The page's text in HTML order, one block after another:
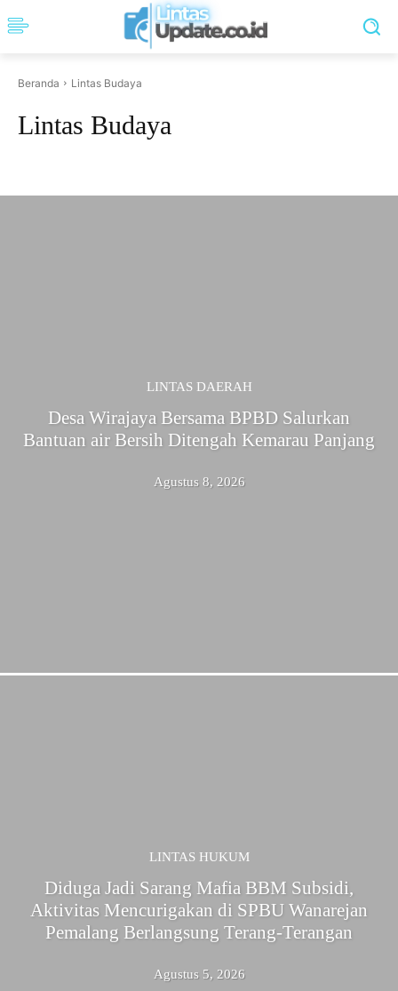
Beranda Lintas Budaya
Lintas Budaya
LINTAS DAERAH
Desa Wirajaya Bersama BPBD Salurkan
Bantuan air Bersih Ditengah Kemarau Panjang
Agustus 8, 2026
LINTAS HUKUM
Diduga Jadi Sarang Mafia BBM Subsidi,
Aktivitas Mencurigakan di SPBU Wanarejan
Pemalang Berlangsung Terang-Terangan
Agustus 5, 2026